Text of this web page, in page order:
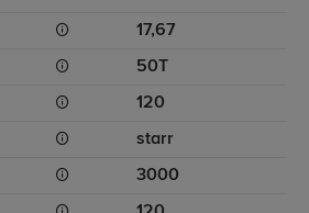
17,67
50T
120
starr
3000